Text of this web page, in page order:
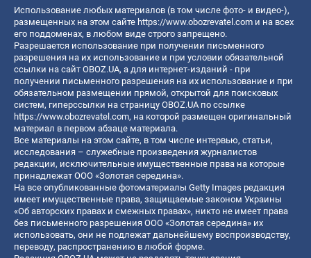
Использование любых материалов (в том числе фото- и видео-),
размещенных на этом сайте https://www.obozrevatel.com и на всех
его поддоменах, в любом виде строго запрещено.
Разрешается использование при получении письменного
разрешения на их использование и при условии обязательной
ссылки на сайт OBOZ.UA, а для интернет-изданий - при
получении письменного разрешения на их использование и при
обязательном размещении прямой, открытой для поисковых
систем, гиперссылки на страницу OBOZ.UA по ссылке
https://www.obozrevatel.com, на которой размещен оригинальный
материал в первом абзаце материала.
Все материалы на этом сайте, в том числе интервью, статьи,
исследования – служебные произведения журналистов
редакции, исключительные имущественные права на которые
принадлежат ООО «Золотая середина».
На все опубликованные фотоматериалы Getty Images редакция
имеет имущественные права, защищаемые законом Украины
«Об авторских правах и смежных правах», никто не имеет права
без письменного разрешения ООО «Золотая середина» их
использовать, они не подлежат дальнейшему воспроизводству,
переводу, распространению в любой форме.